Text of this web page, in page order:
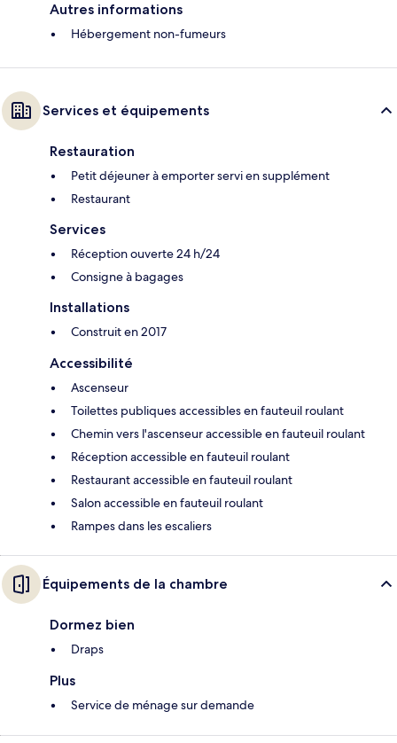
Autres informations
Hébergement non-fumeurs
Services et équipements
Restauration
Petit déjeuner à emporter servi en supplément
Restaurant
Services
Réception ouverte 24 h/24
Consigne à bagages
Installations
Construit en 2017
Accessibilité
Ascenseur
Toilettes publiques accessibles en fauteuil roulant
Chemin vers l'ascenseur accessible en fauteuil roulant
Réception accessible en fauteuil roulant
Restaurant accessible en fauteuil roulant
Salon accessible en fauteuil roulant
Rampes dans les escaliers
Équipements de la chambre
Dormez bien
Draps
Plus
Service de ménage sur demande